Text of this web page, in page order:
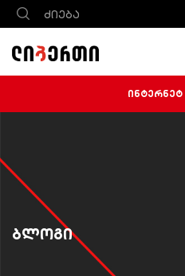
ინტერნეტ
ბლოგი